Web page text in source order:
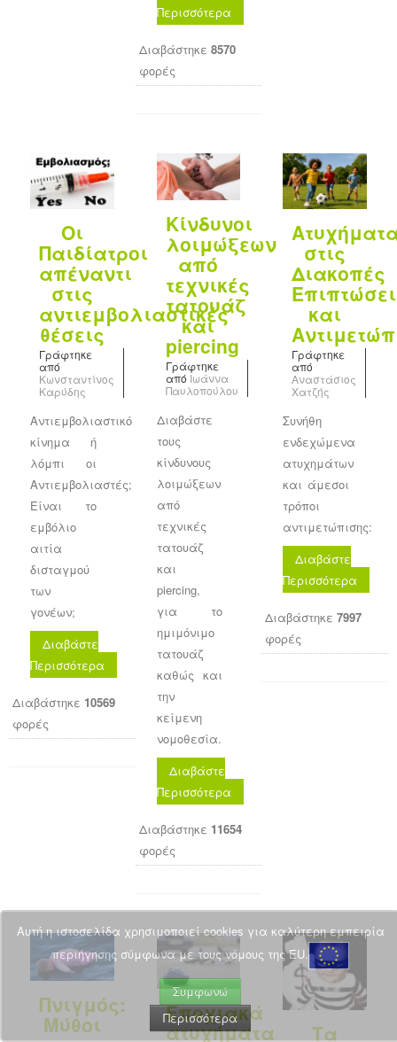
Περισσότερα
Διαβάστηκε 8570
φορές
Οι
Παιδίατροι
απέναντι
στις
αντιεμβολιαστικές
θέσεις
Γράφτηκε
από
Κωνσταντίνος
Καρύδης
Αντιεμβολιαστικό
κίνημα ή
λόμπι οι
Αντιεμβολιαστές;
Είναι το
εμβόλιο
αιτία
δισταγμού
των
γονέων;
Διαβάστε
Περισσότερα
Διαβάστηκε 10569
φορές
Κίνδυνοι
λοιμώξεων
από
τεχνικές
τατουάζ
και
piercing
Γράφτηκε
από Ιωάννα
Παυλοπούλου
Διαβάστε
τους
κίνδυνους
λοιμώξεων
από
τεχνικές
τατουάζ
και
piercing,
για το
ημιμόνιμο
τατουάζ
καθώς και
την
κείμενη
νομοθεσία.
Διαβάστε
Περισσότερα
Διαβάστηκε 11654
φορές
στις
Διακοπές
και
Γράφτηκε
από
Αναστάσιος
Χατζής
Συνήθη
ενδεχώμενα
ατυχημάτων
και άμεσοι
τρόποι
αντιμετώπισης:
Διαβάστε
Περισσότερα
Διαβάστηκε7997
φορές
Πνιγμός:
Μύθοι Εποχιακά
ατυχήματα Τα
Αυτή η ιστοσελίδα χρησιμοποιεί cookies για καλύτερη εμπειρία
περιήγησης σύμφωνα με τους νόμους της EU.
Συμφωνώ
Περισσότερα